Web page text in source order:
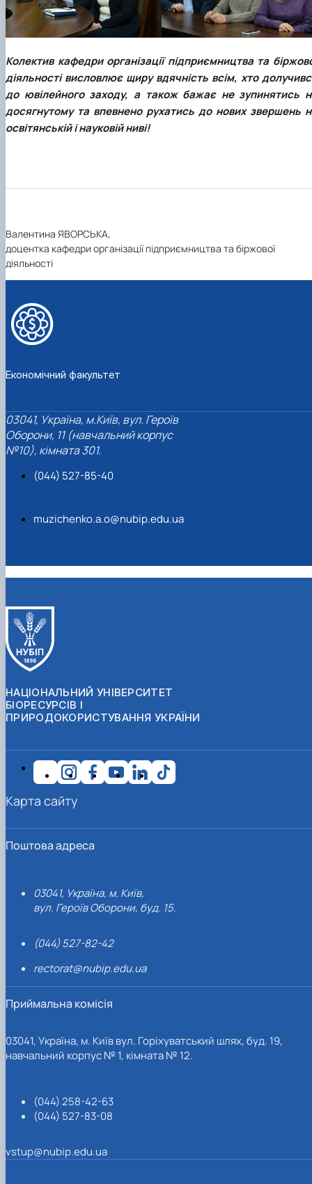
Колектив кафедри організації підприємництва та
діяльності висловлює щиру вдячність всім, хто
до ювілейного заходу, а також бажає не зупинятись
досягнутому та впевнено рухатись до нових звершень
освітянській і науковій ниві!
Валентина ЯВОРСЬКА,
доцентка кафедри організації підприємництва та біржової
діяльності
Економічний факультет
03041, Україна, м.Київ, вул. Героїв
Оборони, 11 (навчальний корпус
№10), кімната 301.
(044) 527-85-40
muzichenko.a.o@nubip.edu.ua
НАЦІОНАЛЬНИЙ УНІВЕРСИТЕТ
БІОРЕСУРСІВ І
ПРИРОДОКОРИСТУВАННЯ УКРАЇНИ
Поштова адреса
03041, Україна, м. Київ,
вул. Героїв Оборони, буд. 15.
(044) 527-82-42
rectorat@nubip.edu.ua
Приймальна комісія
03041, Україна, м. Київ вул. Горіхуватський шлях, буд. 19,
навчальний корпус № 1, кімната № 12.
(044) 258-42-63
(044) 527-83-08
vstup@nubip.edu.ua
Карта сайту